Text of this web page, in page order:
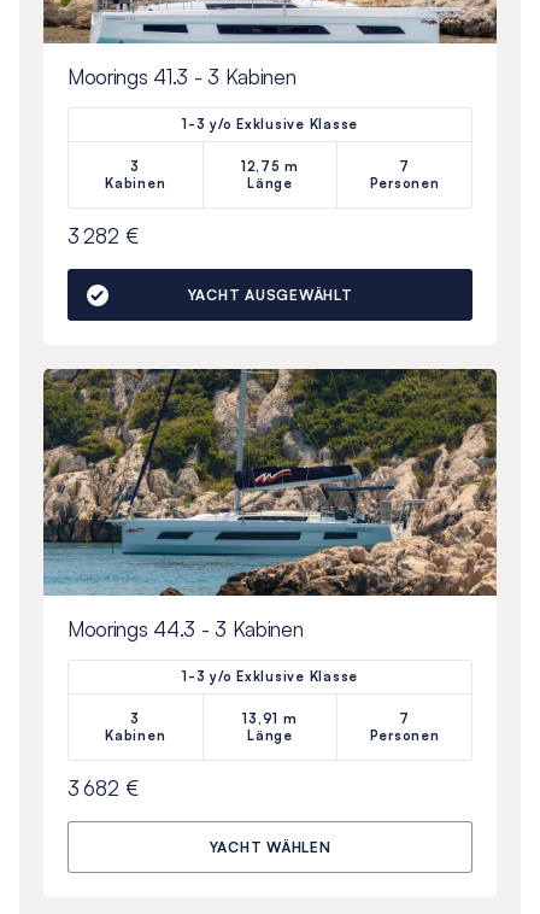
Moorings 41.3 - 3 Kabinen
1-3 y/o Exklusive Klasse
3
Kabinen
12,75 m
Länge
7
Personen
3 282 €
YACHT AUSGEWÄHLT
Moorings 44.3 - 3 Kabinen
1-3 y/o Exklusive Klasse
3
Kabinen
13,91 m
Länge
7
Personen
3 682 €
YACHT WÄHLEN